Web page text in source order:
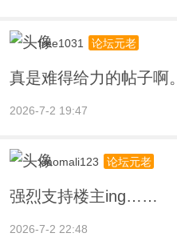
free1031 论坛元老
真是难得给力的帖子啊。
2026-7-2 19:47
xiaomali123 论坛元老
强烈支持楼主ing……
2026-7-2 22:48